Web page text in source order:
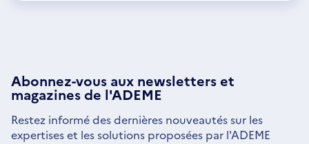
Abonnez-vous aux newsletterset
magazines de l'ADEME
Restez informé des dernières nouveautés sur les
expertises et les solutions proposées par l'ADEME